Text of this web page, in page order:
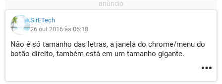
SirETech
26 out 2016 às 05:18
Não é só tamanho das letras, a janela do chrome/menu do
botão direito, também está em um tamanho gigante.